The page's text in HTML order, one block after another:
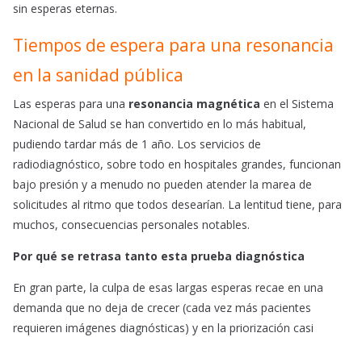
sin esperas eternas.
Tiempos de espera para una resonancia
en la sanidad pública
Las esperas para una resonancia magnética en el Sistema
Nacional de Salud se han convertido en lo más habitual,
pudiendo tardar más de 1 año. Los servicios de
radiodiagnóstico, sobre todo en hospitales grandes, funcionan
bajo presión y a menudo no pueden atender la marea de
solicitudes al ritmo que todos desearían. La lentitud tiene, para
muchos, consecuencias personales notables.
Por qué se retrasa tanto esta prueba diagnóstica
En gran parte, la culpa de esas largas esperas recae en una
demanda que no deja de crecer (cada vez más pacientes
requieren imágenes diagnósticas) y en la priorización casi